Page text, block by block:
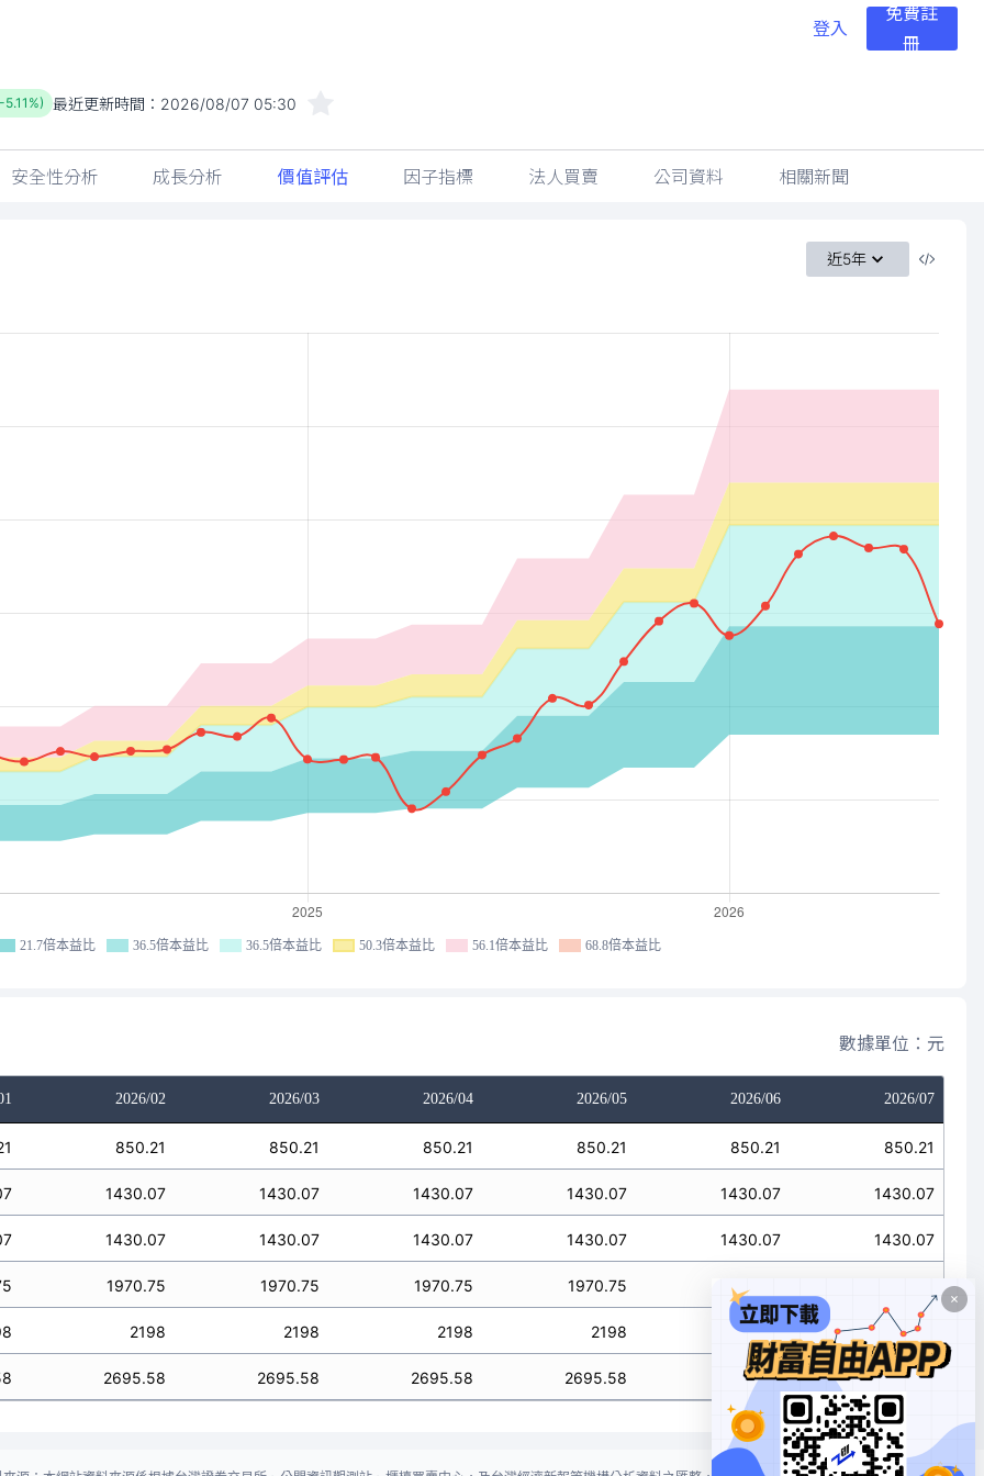
登入
免費註
冊
最近更新時間： 2026/08/07 05:30
安全性分析 成長分析 價值評估 因子指標 法人買賣 公司資料 相關新聞
近5年
21.7倍本益比 36.5倍本益比 36.5倍本益比 50.3倍本益比 56.1倍本益比 68.8倍本益比
數據單位：元
2026/02 2026/03 2026/04 2026/05 2026/06 2026/07
850.21 850.21 850.21 850.21 850.21 850.21
1430.07 1430.07 1430.07 1430.07 1430.07 1430.07
1430.07 1430.07 1430.07 1430.07 1430.07 1430.07
1970.75 1970.75 1970.75 1970.75 1970.75
2198 2198 2198 2198 2198 2198
2695.58 2695.58 2695.58 2695.58 2695.58 2695.58